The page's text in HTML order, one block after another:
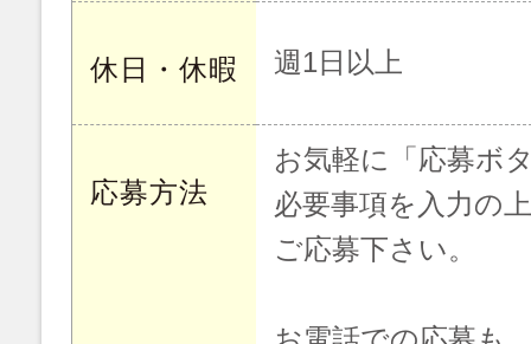
休日・休暇 週1日以上
応募方法
お気軽に「応募ボ
必要事項を入力の
ご応募下さい。